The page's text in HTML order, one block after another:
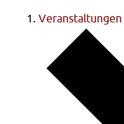
Veranstaltungen